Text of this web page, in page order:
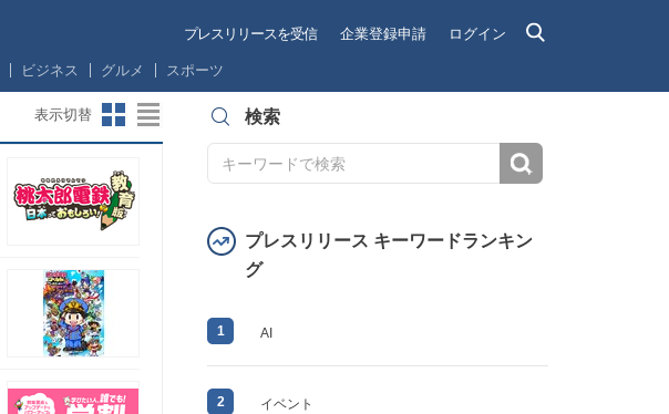
プレスリリースを受信 企業登録申請 ログイン
ビジネス グルメ スポーツ
表示切替 検索
プレスリリース キーワードランキン
グ
1 AI
2 イベント